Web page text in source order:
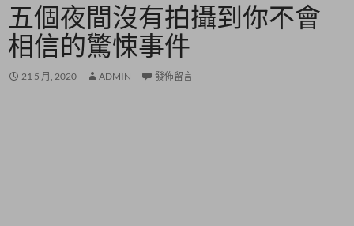
五個夜間沒有拍攝到你不會
相信的驚悚事件
21 5 月, 2020 ADMIN 發佈留言